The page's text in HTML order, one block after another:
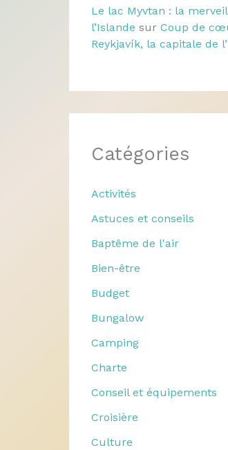
Le lac Myvtan : la
l’Islande sur Coup de
Reykjavík, la capitale de
Catégories
Activités
Astuces et conseils
Baptême de l'air
Bien-être
Budget
Bungalow
Camping
Charte
Conseil et équipements
Croisière
Culture